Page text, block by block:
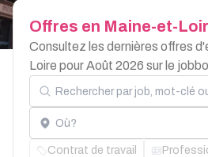
Offres en Maine-et-
Consultez les dernières offres
Loire pour Août 2026 sur le
Rechercher par job, mot-clé ou
Localisation
Contrat de travail